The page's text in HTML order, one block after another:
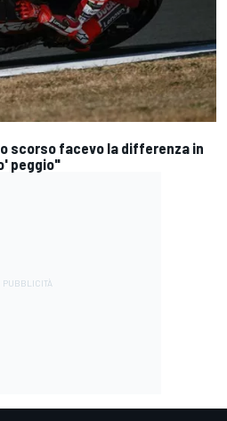
scorso facevo la differenza in
peggio"